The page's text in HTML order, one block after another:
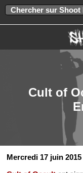
Cult of
Mercredi 17 juin 2015